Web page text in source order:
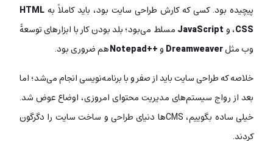
پیچیده بود. کسی که کارش طراحی سایت بود، باید کاملاً بهHTML
،CSS وJavaScriptمسلط می‌بود؛ بلد بودن کار با ابزارهای توسعۀ
وب مثلDreamweaverو++Notepad
هم ضروری بود.
خلاصه که طراحی سایت باید از صفر و با برنامه‌نویسی انجام می‌شد؛ اما
بعد از رواج سیستم‌های مدیریت محتوای امروزی، اوضاع عوض شد.
خیلی ساده بگوییم، CMSها دنیای طراحی و ساخت سایت را دگرگون
کردند.